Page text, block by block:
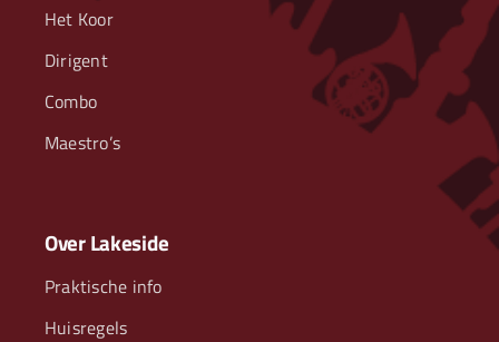
Het Koor
Dirigent
Combo
Maestro’s
Over Lakeside
Praktische info
Huisregels